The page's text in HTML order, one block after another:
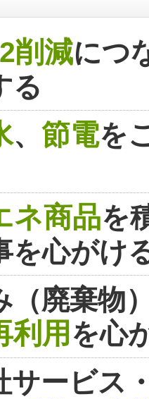
削減につ
る
、 節電を
ネ商品を
を心がけ
（廃棄物
利用を心
サービス